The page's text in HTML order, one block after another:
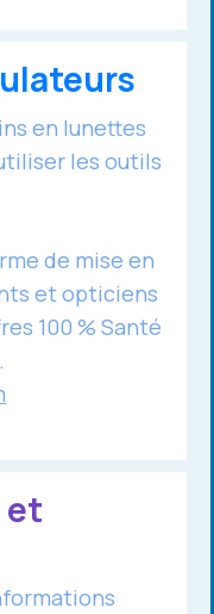
en lunettes
les outils
de mise en
et opticiens
100 % Santé
et